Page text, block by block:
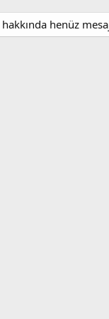
henüz